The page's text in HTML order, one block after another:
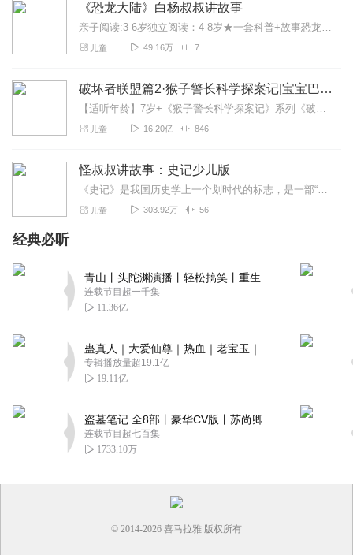
《恐龙大陆》白杨叔叔讲故事
亲子阅读:3-6岁独立阅读：4-8岁★一套科普+故事恐龙绘本★寓教于乐，受孩子喜爱的恐龙书★惊险的故事，精美的画面，优美的文字，丰富的知识...
儿童 49.16万 7
破坏者联盟篇2·猴子警长科学探案记|宝宝巴士故事
【适听年龄】7岁+《猴子警长科学探案记》系列《破坏者联盟篇1·猴子警长科学探案记》>>>《破坏者联盟篇2·猴子警长科学探案记》>>>《破坏者联盟篇3·猴子警长科...
儿童 16.20亿 846
怪叔叔讲故事：史记少儿版
《史记》是我国历史学上一个划时代的标志，是一部“究天人之际，通古今之变，成一家之言”的伟大著作，是我国民族文化特别是历史学方面的极其宝贵的文献资料。全书包括本纪...
儿童 303.92万 56
经典必听
连载节目超一千集
11.36亿
专辑播放量超19.1亿
19.11亿
连载节目超七百集
1733.10万
© 2014-2026 喜马拉雅 版权所有